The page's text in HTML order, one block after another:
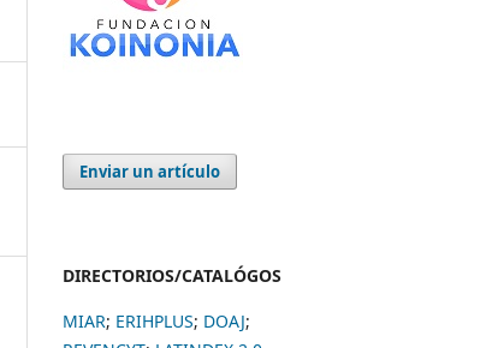
Enviar un artículo
DIRECTORIOS/CATALÓGOS
MIAR; ERIHPLUS; DOAJ;